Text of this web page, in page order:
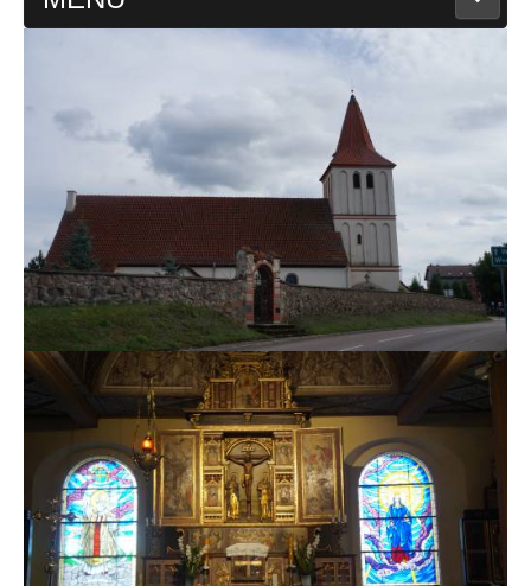
KAPLICA FILIALNA
MSZE I NABOŻEŃSTWA
KONTAKT
KANCELARIA PARAFIALNA